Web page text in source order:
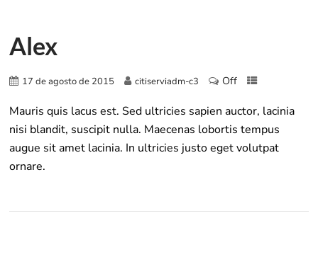
Alex
17 de agosto de 2015 citiserviadm-c3 Off
Mauris quis lacus est. Sed ultricies sapien auctor, lacinia
nisi blandit, suscipit nulla. Maecenas lobortis tempus
augue sit amet lacinia. In ultricies justo eget volutpat
ornare.